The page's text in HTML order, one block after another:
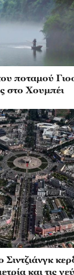
ποταμού
στο Χουμπέι
και τις